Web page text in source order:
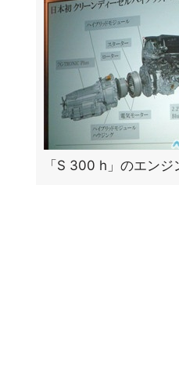
「S 300 h」のエン